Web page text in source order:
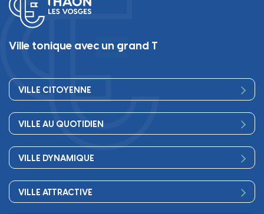
Ville tonique avec un grand T
VILLE CITOYENNE
Conseil Municipal
Les services de la Mairie
Finances
Démocratie participative
Publications
VILLE AU QUOTIDIEN
Petite enfance
Scolarité
Périscolaire
VILLE DYNAMIQUE
Culture
VILLE ATTRACTIVE